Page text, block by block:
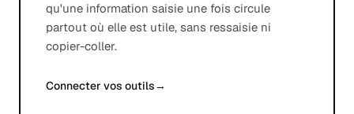
qu'une information saisie une fois circule
partout où elle est utile, sans ressaisie ni
copier-coller.
Connecter vos outils→